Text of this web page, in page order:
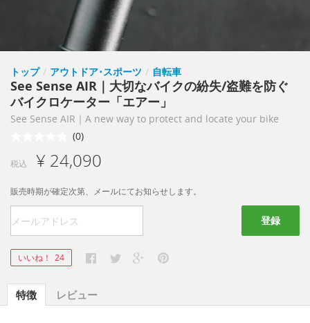
トップ / アウトドア･スポーツ / 自転車
See Sense AIR｜大切なバイクの紛失/盗難を防ぐ
バイクロケーター「エアー」
See Sense AIR｜A new way to protect and locate your bike
(0)
税込 ¥ 24,090
販売時期が確定次第、メールにてお知らせします。
登録
いいね！ 24
特徴 レビュー